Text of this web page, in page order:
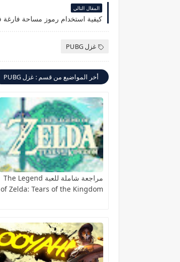
المقال التالي
غزل PUBG
أخر المواضيع من قسم : غزل PUBG
مراجعة شاملة للعبة The Legend
of Zelda: Tears of the Kingdom